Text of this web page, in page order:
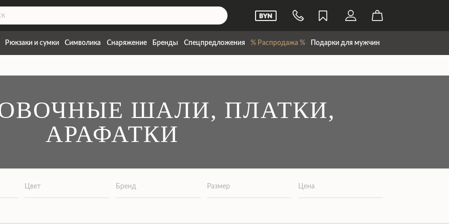
Рюкзаки и сумки Символика Снаряжение Бренды Спецпредложения % Распродажа % Подарки для мужчин
ШАЛИ, ПЛАТКИ,
АРАФАТКИ
Цвет Бренд Размер Цена